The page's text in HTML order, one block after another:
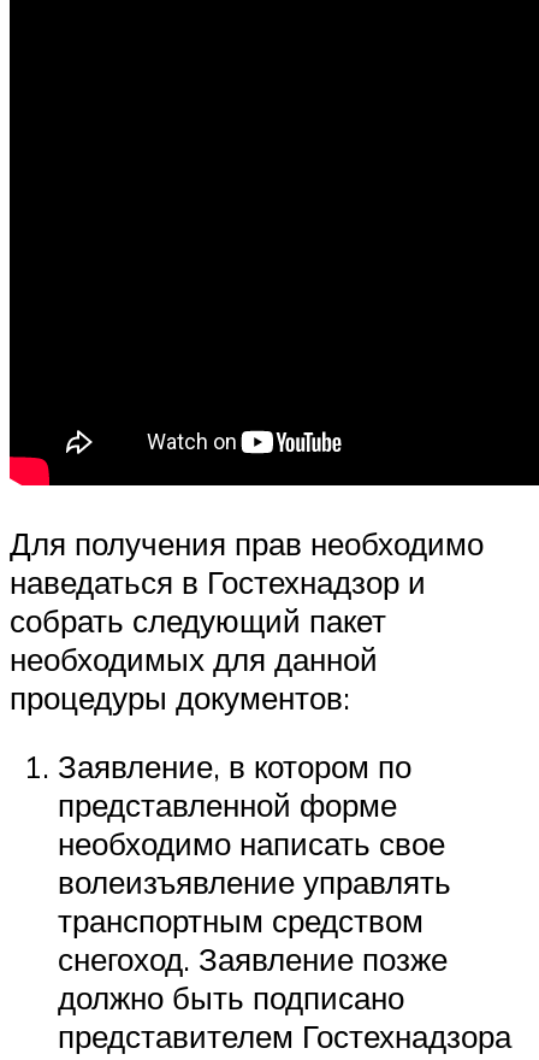
Для получения прав необходимо
наведаться в Гостехнадзор и
собрать следующий пакет
необходимых для данной
процедуры документов:
Заявление, в котором по
представленной форме
необходимо написать свое
волеизъявление управлять
транспортным средством
снегоход. Заявление позже
должно быть подписано
представителем Гостехнадзора